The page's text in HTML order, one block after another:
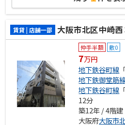
賃貸 | 店舗一部 大阪市北区中崎
仲手半額 敷0
7万円
地下鉄谷町線
地下鉄御堂筋
地下鉄谷町線
12分
築12年 / 4階建
大阪府大阪市